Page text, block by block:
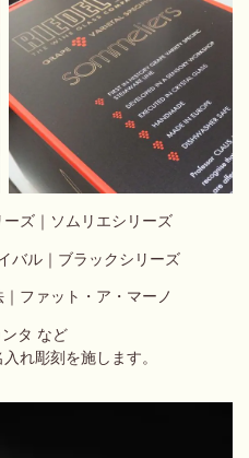
ズ｜ソムリエシリーズ
バル｜ブラックシリーズ
ファット・ア・マーノ
タ など
れ彫刻を施します。